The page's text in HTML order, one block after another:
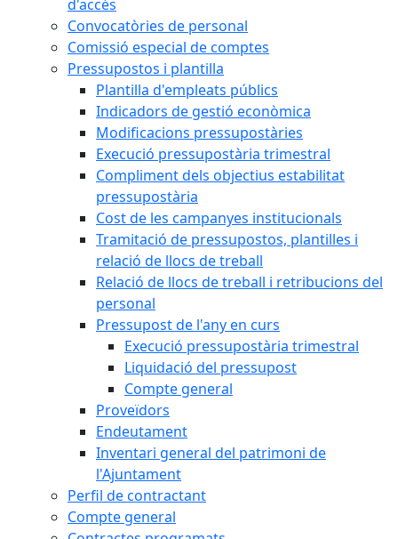
d'accés
Convocatòries de personal
Comissió especial de comptes
Pressupostos i plantilla
Plantilla d'empleats públics
Indicadors de gestió econòmica
Modificacions pressupostàries
Execució pressupostària trimestral
Compliment dels objectius estabilitat
pressupostària
Cost de les campanyes institucionals
Tramitació de pressupostos, plantilles i
relació de llocs de treball
Relació de llocs de treball i retribucions del
personal
Pressupost de l'any en curs
Execució pressupostària trimestral
Liquidació del pressupost
Compte general
Proveïdors
Endeutament
Inventari general del patrimoni de
l'Ajuntament
Perfil de contractant
Compte general